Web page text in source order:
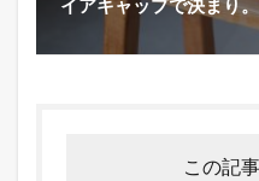
イアキャップで決まり。
この記